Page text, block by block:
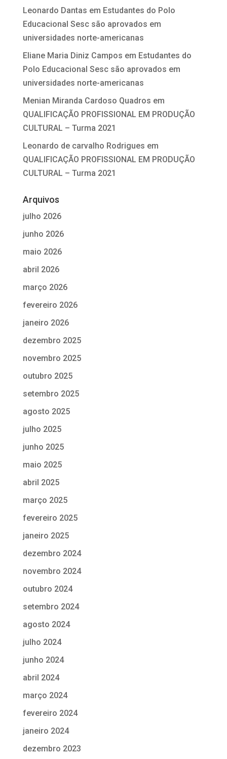
Leonardo Dantas em Estudantes do Polo
Educacional Sesc são aprovados em
universidades norte-americanas
Eliane Maria Diniz Campos em Estudantes do
Polo Educacional Sesc são aprovados em
universidades norte-americanas
Menian Miranda Cardoso Quadros em
QUALIFICAÇÃO PROFISSIONAL EM PRODUÇÃO
CULTURAL – Turma 2021
Leonardo de carvalho Rodrigues em
QUALIFICAÇÃO PROFISSIONAL EM PRODUÇÃO
CULTURAL – Turma 2021
Arquivos
julho 2026
junho 2026
maio 2026
abril 2026
março 2026
fevereiro 2026
janeiro 2026
dezembro 2025
novembro 2025
outubro 2025
setembro 2025
agosto 2025
julho 2025
junho 2025
maio 2025
abril 2025
março 2025
fevereiro 2025
janeiro 2025
dezembro 2024
novembro 2024
outubro 2024
setembro 2024
agosto 2024
julho 2024
junho 2024
abril 2024
março 2024
fevereiro 2024
janeiro 2024
dezembro 2023